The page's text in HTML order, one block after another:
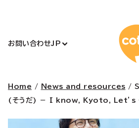
お問い合わせJP
Home / News and resources /
(そうだ) － I know, Kyoto, Let’s